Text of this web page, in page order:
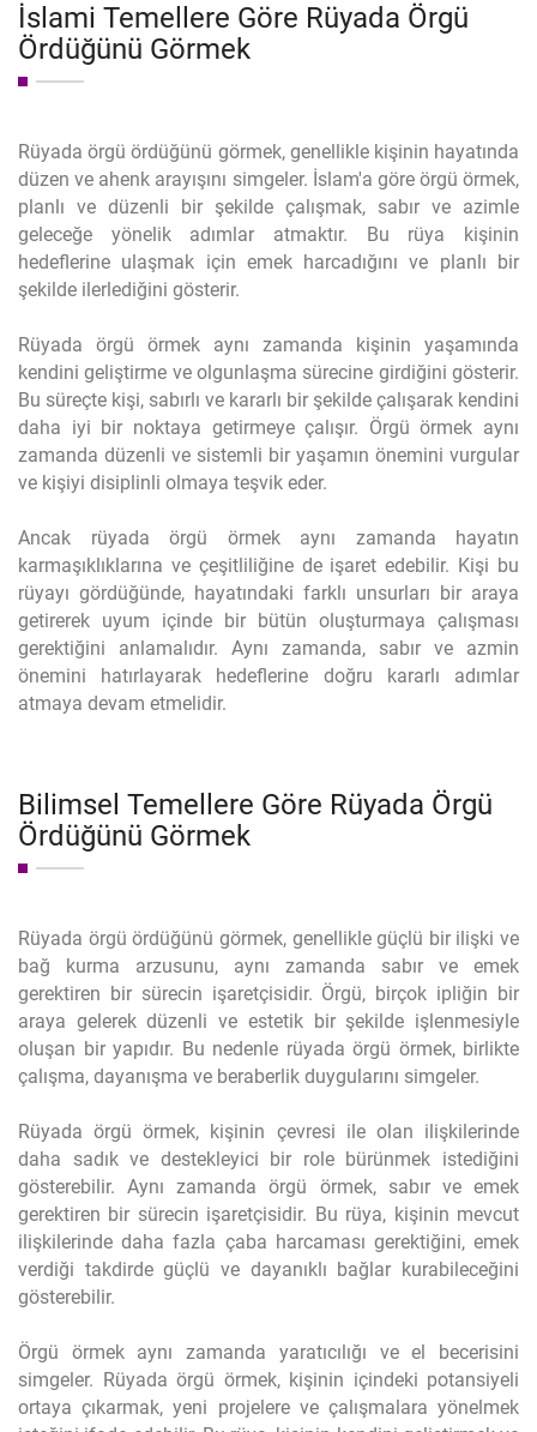
İslami Temellere Göre Rüyada Örgü
Ördüğünü Görmek
Rüyada örgü ördüğünü görmek, genellikle kişinin hayatında
düzen ve ahenk arayışını simgeler. İslam'a göre örgü örmek,
planlı ve düzenli bir şekilde çalışmak, sabır ve azimle
geleceğe yönelik adımlar atmaktır. Bu rüya kişinin
hedeflerine ulaşmak için emek harcadığını ve planlı bir
şekilde ilerlediğini gösterir.
Rüyada örgü örmek aynı zamanda kişinin yaşamında
kendini geliştirme ve olgunlaşma sürecine girdiğini gösterir.
Bu süreçte kişi, sabırlı ve kararlı bir şekilde çalışarak kendini
daha iyi bir noktaya getirmeye çalışır. Örgü örmek aynı
zamanda düzenli ve sistemli bir yaşamın önemini vurgular
ve kişiyi disiplinli olmaya teşvik eder.
Ancak rüyada örgü örmek aynı zamanda hayatın
karmaşıklıklarına ve çeşitliliğine de işaret edebilir. Kişi bu
rüyayı gördüğünde, hayatındaki farklı unsurları bir araya
getirerek uyum içinde bir bütün oluşturmaya çalışması
gerektiğini anlamalıdır. Aynı zamanda, sabır ve azmin
önemini hatırlayarak hedeflerine doğru kararlı adımlar
atmaya devam etmelidir.
Bilimsel Temellere Göre Rüyada Örgü
Ördüğünü Görmek
Rüyada örgü ördüğünü görmek, genellikle güçlü bir ilişki ve
bağ kurma arzusunu, aynı zamanda sabır ve emek
gerektiren bir sürecin işaretçisidir. Örgü, birçok ipliğin bir
araya gelerek düzenli ve estetik bir şekilde işlenmesiyle
oluşan bir yapıdır. Bu nedenle rüyada örgü örmek, birlikte
çalışma, dayanışma ve beraberlik duygularını simgeler.
Rüyada örgü örmek, kişinin çevresi ile olan ilişkilerinde
daha sadık ve destekleyici bir role bürünmek istediğini
gösterebilir. Aynı zamanda örgü örmek, sabır ve emek
gerektiren bir sürecin işaretçisidir. Bu rüya, kişinin mevcut
ilişkilerinde daha fazla çaba harcaması gerektiğini, emek
verdiği takdirde güçlü ve dayanıklı bağlar kurabileceğini
gösterebilir.
Örgü örmek aynı zamanda yaratıcılığı ve el becerisini
simgeler. Rüyada örgü örmek, kişinin içindeki potansiyeli
ortaya çıkarmak, yeni projelere ve çalışmalara yönelmek